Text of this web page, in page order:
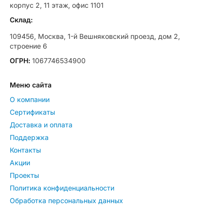
корпус 2, 11 этаж, офис 1101
Склад:
109456, Москва, 1-й Вешняковский проезд, дом 2,
строение 6
ОГРН: 1067746534900
Меню сайта
О компании
Сертификаты
Доставка и оплата
Поддержка
Контакты
Акции
Проекты
Политика конфиденциальности
Обработка персональных данных